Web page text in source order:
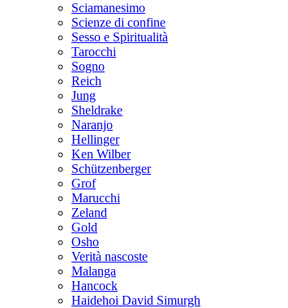
Sciamanesimo
Scienze di confine
Sesso e Spiritualità
Tarocchi
Sogno
Reich
Jung
Sheldrake
Naranjo
Hellinger
Ken Wilber
Schützenberger
Grof
Marucchi
Zeland
Gold
Osho
Verità nascoste
Malanga
Hancock
Haidehoi David Simurgh